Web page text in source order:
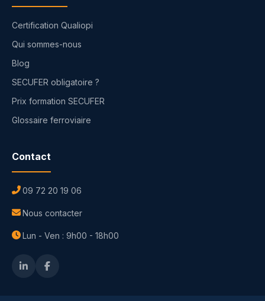
Certification Qualiopi
Qui sommes-nous
Blog
SECUFER obligatoire ?
Prix formation SECUFER
Glossaire ferroviaire
Contact
09 72 20 19 06
Nous contacter
Lun - Ven : 9h00 - 18h00